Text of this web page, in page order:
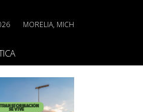
MORELIA, MICH